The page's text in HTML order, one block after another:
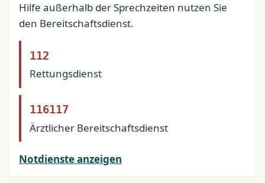
Hilfe außerhalb der Sprechzeiten nutzen Sie
den Bereitschaftsdienst.
112
Rettungsdienst
116117
Ärztlicher Bereitschaftsdienst
Notdienste anzeigen